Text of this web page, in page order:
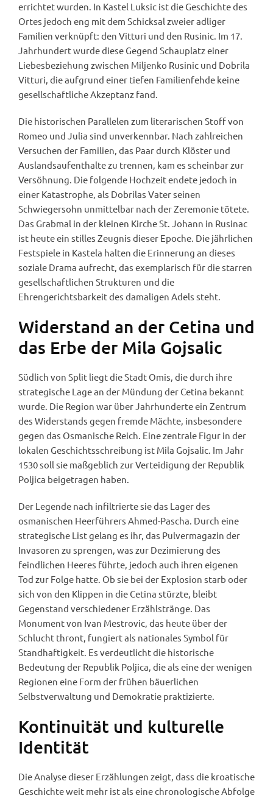
errichtet wurden. In Kastel Luksic ist die Geschichte des
Ortes jedoch eng mit dem Schicksal zweier adliger
Familien verknüpft: den Vitturi und den Rusinic. Im 17.
Jahrhundert wurde diese Gegend Schauplatz einer
Liebesbeziehung zwischen Miljenko Rusinic und Dobrila
Vitturi, die aufgrund einer tiefen Familienfehde keine
gesellschaftliche Akzeptanz fand.
Die historischen Parallelen zum literarischen Stoff von
Romeo und Julia sind unverkennbar. Nach zahlreichen
Versuchen der Familien, das Paar durch Klöster und
Auslandsaufenthalte zu trennen, kam es scheinbar zur
Versöhnung. Die folgende Hochzeit endete jedoch in
einer Katastrophe, als Dobrilas Vater seinen
Schwiegersohn unmittelbar nach der Zeremonie tötete.
Das Grabmal in der kleinen Kirche St. Johann in Rusinac
ist heute ein stilles Zeugnis dieser Epoche. Die jährlichen
Festspiele in Kastela halten die Erinnerung an dieses
soziale Drama aufrecht, das exemplarisch für die starren
gesellschaftlichen Strukturen und die
Ehrengerichtsbarkeit des damaligen Adels steht.
Widerstand an der Cetina und
das Erbe der Mila Gojsalic
Südlich von Split liegt die Stadt Omis, die durch ihre
strategische Lage an der Mündung der Cetina bekannt
wurde. Die Region war über Jahrhunderte ein Zentrum
des Widerstands gegen fremde Mächte, insbesondere
gegen das Osmanische Reich. Eine zentrale Figur in der
lokalen Geschichtsschreibung ist Mila Gojsalic. Im Jahr
1530 soll sie maßgeblich zur Verteidigung der Republik
Poljica beigetragen haben.
Der Legende nach infiltrierte sie das Lager des
osmanischen Heerführers Ahmed-Pascha. Durch eine
strategische List gelang es ihr, das Pulvermagazin der
Invasoren zu sprengen, was zur Dezimierung des
feindlichen Heeres führte, jedoch auch ihren eigenen
Tod zur Folge hatte. Ob sie bei der Explosion starb oder
sich von den Klippen in die Cetina stürzte, bleibt
Gegenstand verschiedener Erzählstränge. Das
Monument von Ivan Mestrovic, das heute über der
Schlucht thront, fungiert als nationales Symbol für
Standhaftigkeit. Es verdeutlicht die historische
Bedeutung der Republik Poljica, die als eine der wenigen
Regionen eine Form der frühen bäuerlichen
Selbstverwaltung und Demokratie praktizierte.
Kontinuität und kulturelle
Identität
Die Analyse dieser Erzählungen zeigt, dass die kroatische
Geschichte weit mehr ist als eine chronologische Abfolge